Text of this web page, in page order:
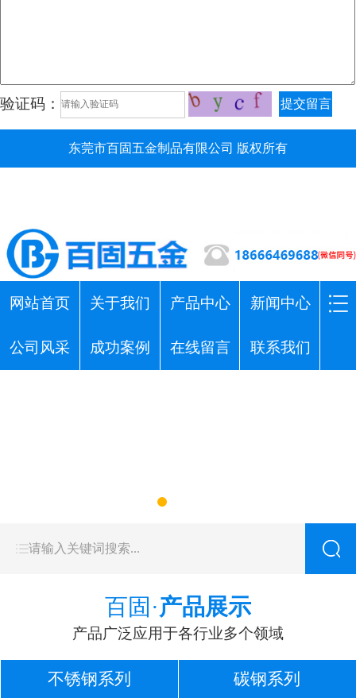
验证码： 提交留言
东莞市百固五金制品有限公司 版权所有
网站首页 关于我们 产品中心 新闻中心
公司风采 成功案例 在线留言 联系我们
百固·产品展示
产品广泛应用于各行业多个领域
不锈钢系列 碳钢系列